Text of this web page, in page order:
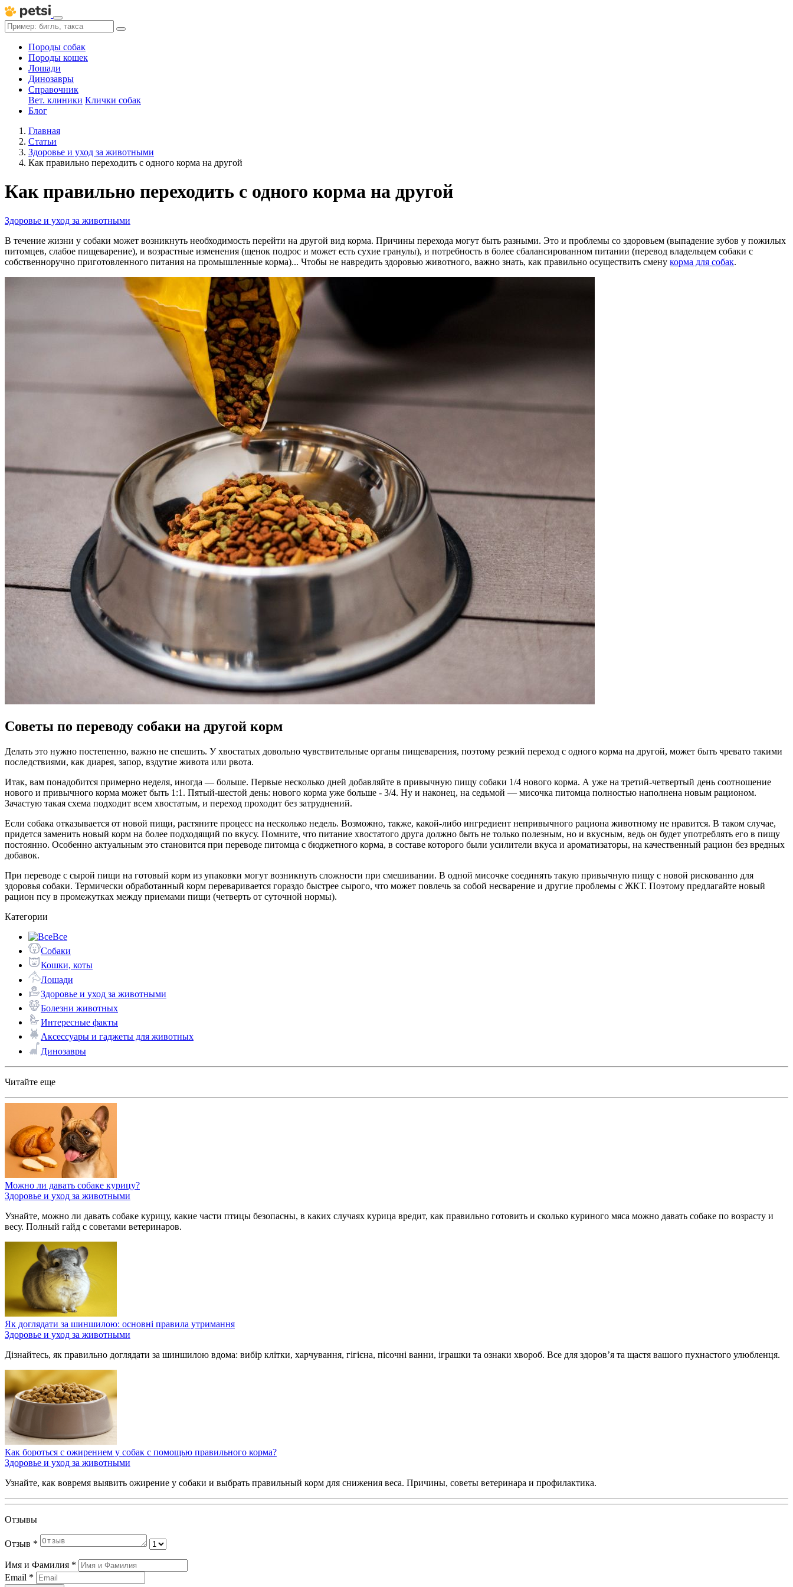
Породы собак
Породы кошек
Лошади
Динозавры
Справочник
Вет. клиники Клички собак
Блог
Главная
Статьи
Здоровье и уход за животными
Как правильно переходить с одного корма на другой
Как правильно переходить с одного корма на другой
Здоровье и уход за животными
В течение жизни у собаки может возникнуть необходимость перейти на другой вид корма. Причины перехода могут быть разными. Это и проблемы со здоровьем (выпадение зубов у пожилых
питомцев, слабое пищеварение), и возрастные изменения (щенок подрос и может есть сухие гранулы), и потребность в более сбалансированном питании (перевод владельцем собаки с
собственноручно приготовленного питания на промышленные корма)... Чтобы не навредить здоровью животного, важно знать, как правильно осуществить смену корма для собак.
Советы по переводу собаки на другой корм
Делать это нужно постепенно, важно не спешить. У хвостатых довольно чувствительные органы пищеварения, поэтому резкий переход с одного корма на другой, может быть чревато такими
последствиями, как диарея, запор, вздутие живота или рвота.
Итак, вам понадобится примерно неделя, иногда — больше. Первые несколько дней добавляйте в привычную пищу собаки 1/4 нового корма. А уже на третий-четвертый день соотношение
нового и привычного корма может быть 1:1. Пятый-шестой день: нового корма уже больше - 3/4. Ну и наконец, на седьмой — мисочка питомца полностью наполнена новым рационом.
Зачастую такая схема подходит всем хвостатым, и переход проходит без затруднений.
Если собака отказывается от новой пищи, растяните процесс на несколько недель. Возможно, также, какой-либо ингредиент непривычного рациона животному не нравится. В таком случае,
придется заменить новый корм на более подходящий по вкусу. Помните, что питание хвостатого друга должно быть не только полезным, но и вкусным, ведь он будет употреблять его в пищу
постоянно. Особенно актуальным это становится при переводе питомца с бюджетного корма, в составе которого были усилители вкуса и ароматизаторы, на качественный рацион без вредных
добавок.
При переводе с сырой пищи на готовый корм из упаковки могут возникнуть сложности при смешивании. В одной мисочке соединять такую привычную пищу с новой рискованно для
здоровья собаки. Термически обработанный корм переваривается гораздо быстрее сырого, что может повлечь за собой несварение и другие проблемы с ЖКТ. Поэтому предлагайте новый
рацион псу в промежутках между приемами пищи (четверть от суточной нормы).
Категории
Все
Собаки
Кошки, коты
Лошади
Здоровье и уход за животными
Болезни животных
Интересные факты
Аксессуары и гаджеты для животных
Динозавры
Читайте еще
Можно ли давать собаке курицу?
Здоровье и уход за животными
Узнайте, можно ли давать собаке курицу, какие части птицы безопасны, в каких случаях курица вредит, как правильно готовить и сколько куриного мяса можно давать собаке по возрасту и
весу. Полный гайд с советами ветеринаров.
Як доглядати за шиншилою: основні правила утримання
Здоровье и уход за животными
Дізнайтесь, як правильно доглядати за шиншилою вдома: вибір клітки, харчування, гігієна, пісочні ванни, іграшки та ознаки хвороб. Все для здоров’я та щастя вашого пухнастого улюбленця.
Как бороться с ожирением у собак с помощью правильного корма?
Здоровье и уход за животными
Узнайте, как вовремя выявить ожирение у собаки и выбрать правильный корм для снижения веса. Причины, советы ветеринара и профилактика.
Отзывы
Отзыв *
Имя и Фамилия *
Email *